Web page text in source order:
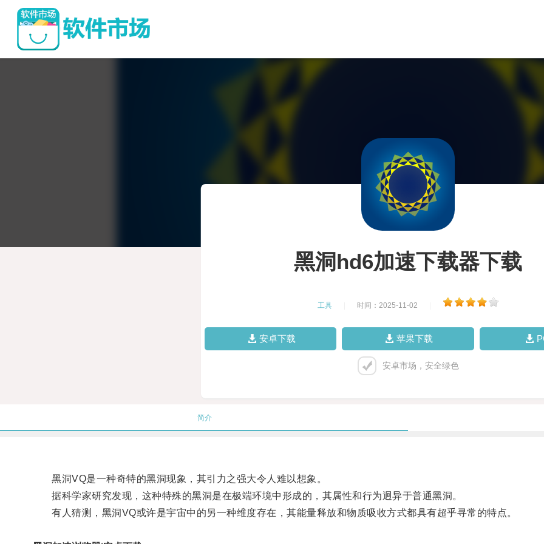
黑洞hd6加速下载器下载
工具 时间：2025-11-02
安卓下载 苹果下载
安卓市场，安全绿色
简介
黑洞VQ是一种奇特的黑洞现象，其引力之强大令人难以想象。
据科学家研究发现，这种特殊的黑洞是在极端环境中形成的，其属性和行为迥异于普通黑洞。
有人猜测，黑洞VQ或许是宇宙中的另一种维度存在，其能量释放和物质吸收方式都具有超乎寻常的特点。